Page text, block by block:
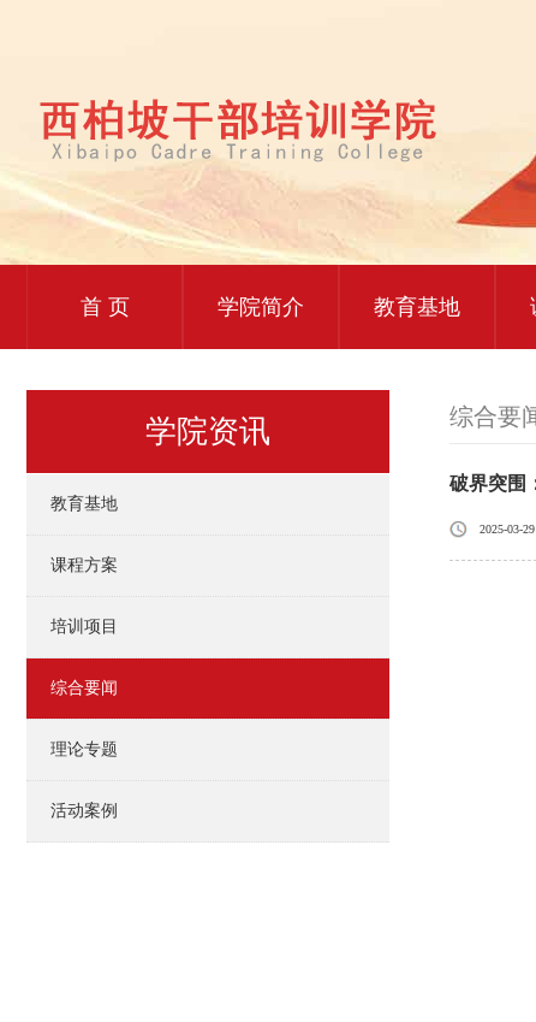
首 页 学院简介 教育基地
学院资讯
教育基地
课程方案
培训项目
综合要闻
理论专题
活动案例
综合要
破界突围
2025-03-29